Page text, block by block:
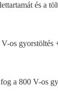
és a
gyorstöltés
a 800 V-os